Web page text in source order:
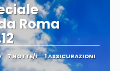
Roma
7 NOTTE/I 1 ASSICURAZIONI